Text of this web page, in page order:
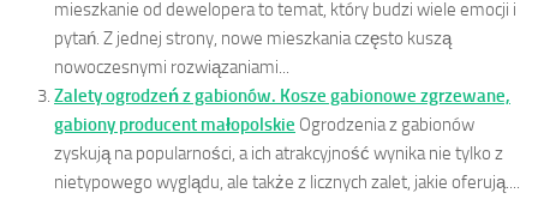
mieszkanie od dewelopera to temat, który budzi wiele emocji i
pytań. Z jednej strony, nowe mieszkania często kuszą
nowoczesnymi rozwiązaniami...
Zalety ogrodzeń z gabionów. Kosze gabionowe zgrzewane,
gabiony producent małopolskie Ogrodzenia z gabionów
zyskują na popularności, a ich atrakcyjność wynika nie tylko z
nietypowego wyglądu, ale także z licznych zalet, jakie oferują....